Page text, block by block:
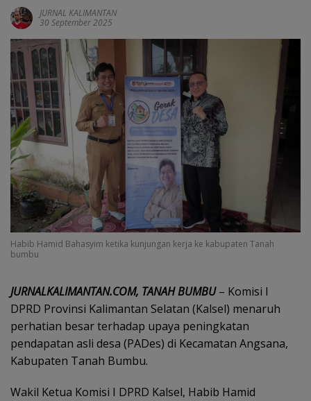
JURNAL KALIMANTAN
30 September 2025
Habib Hamid Bahasyim ketika kunjungan kerja ke kabupaten Tanah
bumbu
JURNALKALIMANTAN.COM, TANAH BUMBU– Komisi I
DPRD Provinsi Kalimantan Selatan (Kalsel) menaruh
perhatian besar terhadap upaya peningkatan
pendapatan asli desa (PADes) di Kecamatan Angsana,
Kabupaten Tanah Bumbu.
Wakil Ketua Komisi I DPRD Kalsel, Habib Hamid